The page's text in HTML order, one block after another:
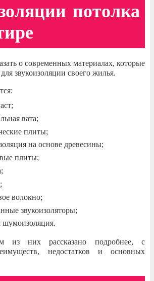
потолка
о современных материалах, которые
звукоизоляции своего жилья.
вата;
плиты;
на основе древесины;
плиты;
волокно;
звукоизоляторы;
шумоизоляция.
из них рассказано подробнее, с
недостатков и основных